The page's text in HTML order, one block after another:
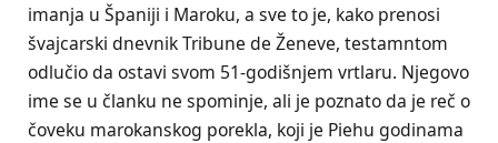
imanja u Španiji i Maroku, a sve to je, kako prenosi
švajcarski dnevnik Tribune de Ženeve, testamntom
odlučio da ostavi svom 51-godišnjem vrtlaru. Njegovo
ime se u članku ne spominje, ali je poznato da je reč o
čoveku marokanskog porekla, koji je Piehu godinama